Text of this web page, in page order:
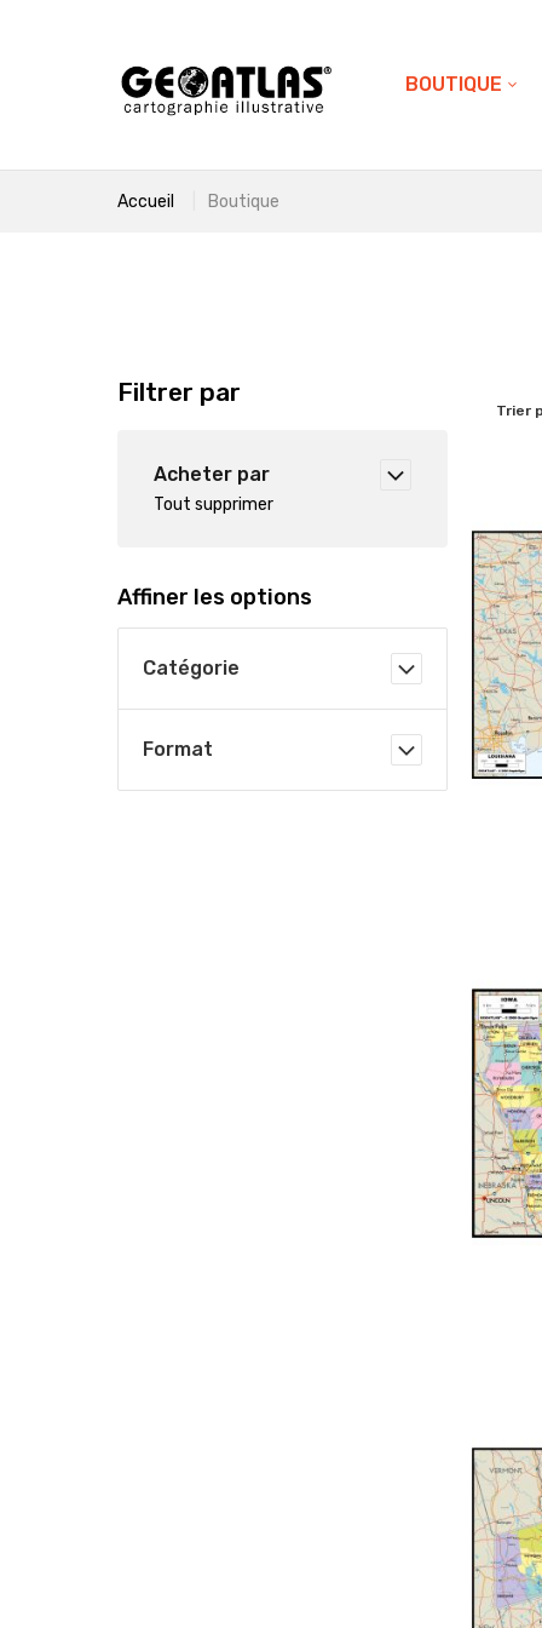
BOUTIQUE
Accueil Boutique
Trier
Filtrer par
Acheter par
Tout supprimer
Affiner les options
Catégorie
Format